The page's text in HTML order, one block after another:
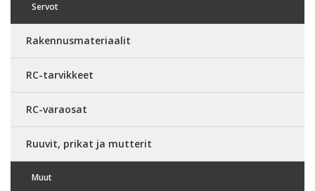
Servot
Rakennusmateriaalit
RC-tarvikkeet
RC-varaosat
Ruuvit, prikat ja mutterit
Muut